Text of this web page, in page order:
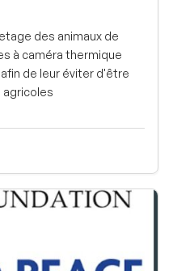
des animaux de
à caméra thermique
de leur éviter d'être
agricoles